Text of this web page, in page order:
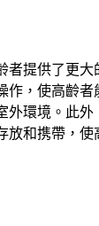
者提供了更
作，使高齡者
外環境。此
放和携帶，